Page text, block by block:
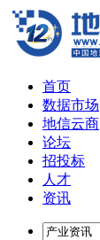
首页
数据市场
地信云商
论坛
招投标
人才
资讯